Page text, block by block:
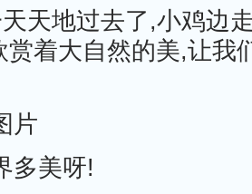
天地过去了,小鸡边
赏着大自然的美,让我
片
美呀!